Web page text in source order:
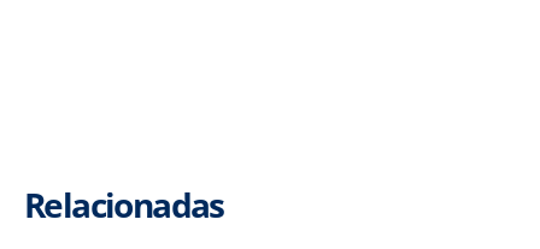
Relacionadas